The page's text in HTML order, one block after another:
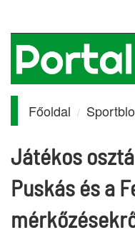
Főoldal
Játékos
Puskás és a